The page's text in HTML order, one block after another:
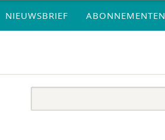
NIEUWSBRIEF ABONNEMENTEN